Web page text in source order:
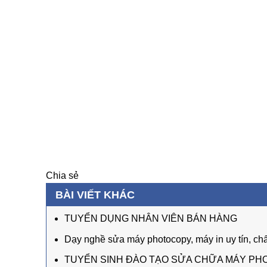
Chia sẻ
BÀI VIẾT KHÁC
TUYỂN DỤNG NHÂN VIÊN BÁN HÀNG
Dạy nghề sửa máy photocopy, máy in uy tín,
TUYỂN SINH ĐÀO TẠO SỬA CHỮA MÁY